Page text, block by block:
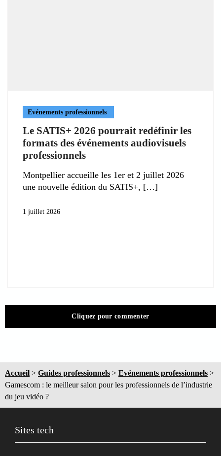
Evénements professionnels
Le SATIS+ 2026 pourrait redéfinir les
formats des événements audiovisuels
professionnels
Montpellier accueille les 1er et 2 juillet 2026
une nouvelle édition du SATIS+,
1 juillet 2026
Cliquez pour commenter
Accueil > Guides professionnels > Evénements professionnels >
Gamescom : le meilleur salon pour les professionnels de l’industrie
du jeu vidéo ?
Sites tech